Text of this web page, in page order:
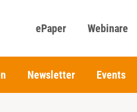
ePaper Webinare
Newsletter Events